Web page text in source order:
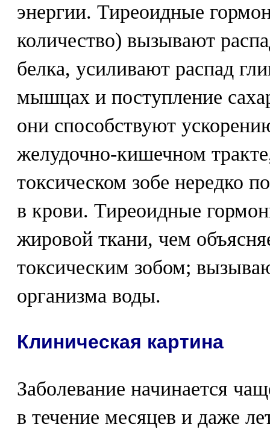
энергии. Тиреоидные
количество) вызывают
белка, усиливают распад
мышцах и поступление
они способствуют
желудочно-кишечном
токсическом зобе нередко
в крови. Тиреоидные
жировой ткани, чем
токсическим зобом;
организма воды.
Клиническая картина
Заболевание начинается
в течение месяцев и даже